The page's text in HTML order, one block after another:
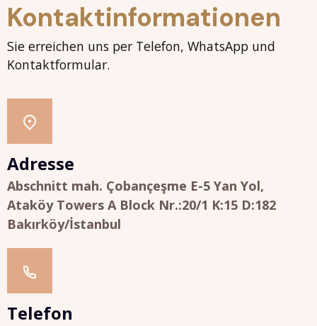
Kontaktinformationen
Sie erreichen uns per Telefon, WhatsApp und
Kontaktformular.
Adresse
Abschnitt mah. Çobançeşme E-5 Yan Yol,
Ataköy Towers A Block Nr.:20/1 K:15 D:182
Bakırköy/İstanbul
Telefon